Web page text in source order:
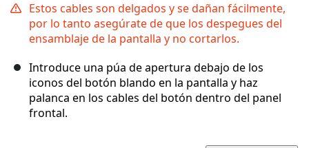
Estos cables son delgados y se dañan fácilmente,
por lo tanto asegúrate de que los despegues del
ensamblaje de la pantalla y no cortarlos.
Introduce una púa de apertura debajo de los
iconos del botón blando en la pantalla y haz
palanca en los cables del botón dentro del panel
frontal.